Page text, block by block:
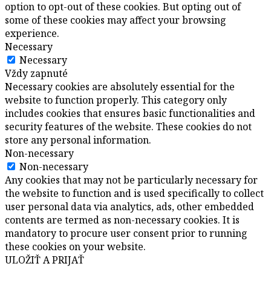
option to opt-out of these cookies. But opting out of
some of these cookies may affect your browsing
experience.
Necessary
Necessary
Vždy zapnuté
Necessary cookies are absolutely essential for the
website to function properly. This category only
includes cookies that ensures basic functionalities and
security features of the website. These cookies do not
store any personal information.
Non-necessary
Non-necessary
Any cookies that may not be particularly necessary for
the website to function and is used specifically to collect
user personal data via analytics, ads, other embedded
contents are termed as non-necessary cookies. It is
mandatory to procure user consent prior to running
these cookies on your website.
ULOŽIŤ A PRIJAŤ